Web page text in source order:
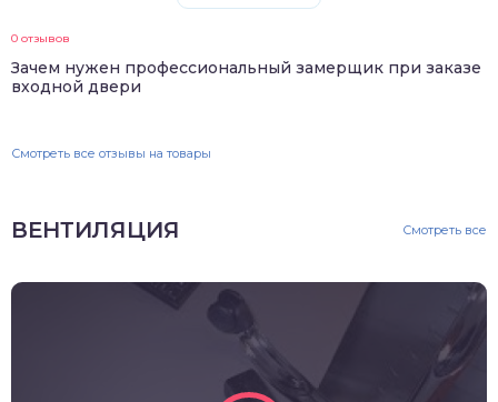
0 отзывов
Зачем нужен профессиональный замерщик при заказе
входной двери
Смотреть все отзывы на товары
ВЕНТИЛЯЦИЯ Смотреть все